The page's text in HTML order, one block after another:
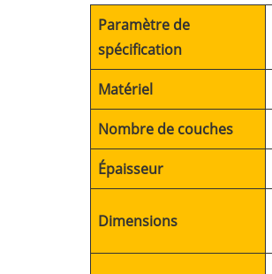
Paramètre de
spécification
Matériel
Nombre de couches
Épaisseur
Dimensions